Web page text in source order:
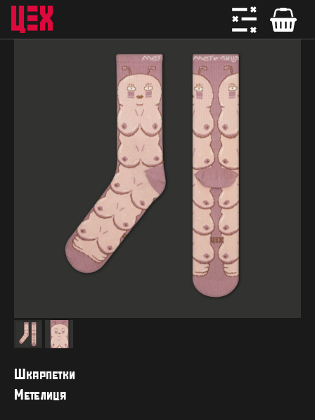
Шкарпетки
Метелиця